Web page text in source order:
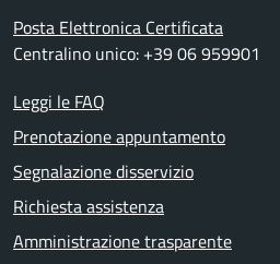
Posta Elettronica Certificata
Centralino unico: +39 06 959901
Leggi le FAQ
Prenotazione appuntamento
Segnalazione disservizio
Richiesta assistenza
Amministrazione trasparente